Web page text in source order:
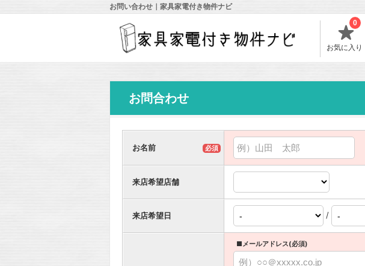
お問い合わせ｜家具家電付き物件ナビ
お気に入り
0
お問合わせ
お名前 必須
来店希望店舗
来店希望日 /
■メールアドレス(必須)